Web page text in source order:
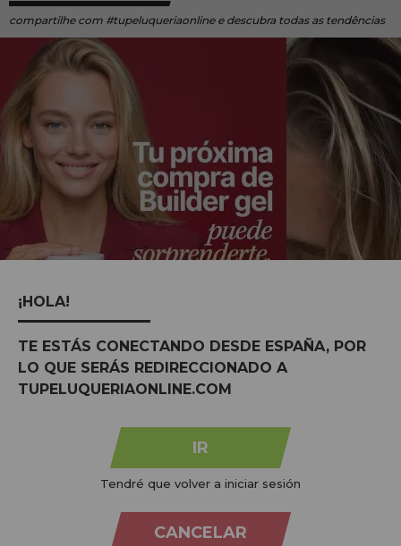
compartilhe com #tupeluqueriaonline e descubra todas as tendências
MARCAS:
¡HOLA!
TE ESTÁS CONECTANDO DESDE ESPAÑA, POR
LO QUE SERÁS REDIRECCIONADO A
TUPELUQUERIAONLINE.COM
IR
Tendré que volver a iniciar sesión
CANCELAR